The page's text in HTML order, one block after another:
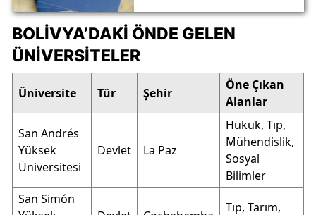
BOLIVYA’DAKI ÖNDE GELEN
ÜNIVERSITELER
Üniversite Tür Şehir
Öne Çıkan
Alanlar
San Andrés
Yüksek
Üniversitesi
Devlet La Paz
Hukuk, Tıp,
Mühendislik,
Sosyal
Bilimler
San Simón
Tıp, Tarım,